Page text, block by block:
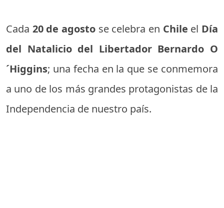
Cada 20 de agosto se celebra en Chile el Día
del Natalicio del Libertador Bernardo O
´Higgins; una fecha en la que se conmemora
a uno de los más grandes protagonistas de la
Independencia de nuestro país.